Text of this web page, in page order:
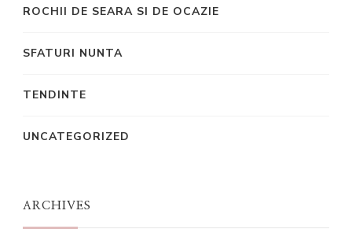
ROCHII DE SEARA SI DE OCAZIE
SFATURI NUNTA
TENDINTE
UNCATEGORIZED
ARCHIVES